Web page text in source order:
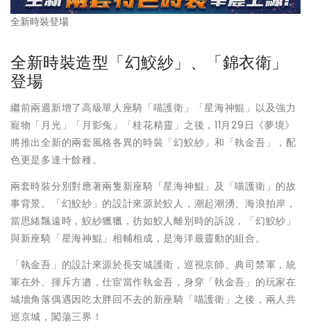
全新時裝登場
全新時裝造型「幻鮫紗」、「錦衣衛」
登場
繼前兩週新增了高級單人座騎「喵護衛」「星海神鯤」以及強力
寵物「月光」「月影兔」「桂花精靈」之後，11月29日《夢境》
將推出全新的兩套風格各異的時裝「幻鮫紗」和「執金吾」，配
色更是多達十餘種。
兩套時裝分別對應著兩隻新座騎「星海神鯤」及「喵護衛」的故
事背景。「幻鮫紗」的設計來源於鮫人，潮起潮湧、海浪拍岸，
當思緒飄遠時，鮫紗獵獵，彷如鮫人離別時的訴說，「幻鮫紗」
與新座騎「星海神鯤」相輔相成，是海洋最靈動的組合。
「執金吾」的設計來源於長安城護衛，巡視京師、典司禁軍，統
軍在外、揮斥方遒，仕宦當作執金吾，身穿「執金吾」的玩家在
城墻角落偶遇因吃太胖回不去的新座騎「喵護衛」之後，兩人共
巡京城，闖蕩三界！